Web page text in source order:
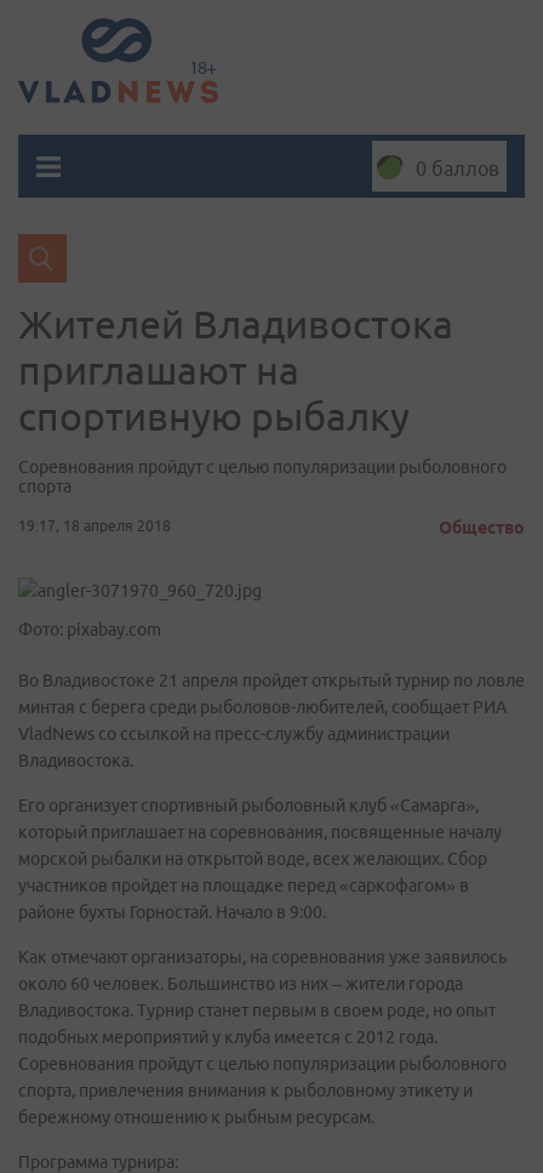
0 баллов
Жителей Владивостока
приглашают на
спортивную рыбалку
Соревнования пройдут с целью популяризации рыболовного
спорта
19:17, 18 апреля 2018 Общество
Фото: pixabay.com
Во Владивостоке 21 апреля пройдет открытый турнир по ловле
минтая с берега среди рыболовов-любителей, сообщает РИА
VladNews со ссылкой на пресс-службу администрации
Владивостока.
Его организует спортивный рыболовный клуб «Самарга»,
который приглашает на соревнования, посвященные началу
морской рыбалки на открытой воде, всех желающих. Сбор
участников пройдет на площадке перед «саркофагом» в
районе бухты Горностай. Начало в 9:00.
Как отмечают организаторы, на соревнования уже заявилось
около 60 человек. Большинство из них – жители города
Владивостока. Турнир станет первым в своем роде, но опыт
подобных мероприятий у клуба имеется с 2012 года.
Соревнования пройдут с целью популяризации рыболовного
спорта, привлечения внимания к рыболовному этикету и
бережному отношению к рыбным ресурсам.
Программа турнира: